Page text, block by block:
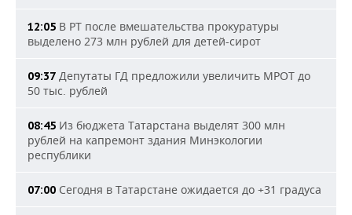
12:05 В РТ после вмешательства прокуратуры
выделено 273 млн рублей для детей-сирот
09:37 Депутаты ГД предложили увеличить МРОТ до
50 тыс. рублей
08:45 Из бюджета Татарстана выделят 300 млн
рублей на капремонт здания Минэкологии
республики
07:00 Сегодня в Татарстане ожидается до +31 градуса